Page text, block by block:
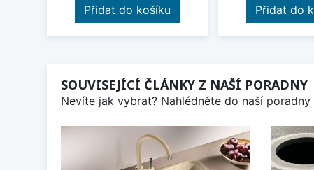
Přidat do košíku Přidat do
SOUVISEJÍCÍ ČLÁNKY Z NAŠÍ PORADNY
Nevíte jak vybrat? Nahlédněte do naší